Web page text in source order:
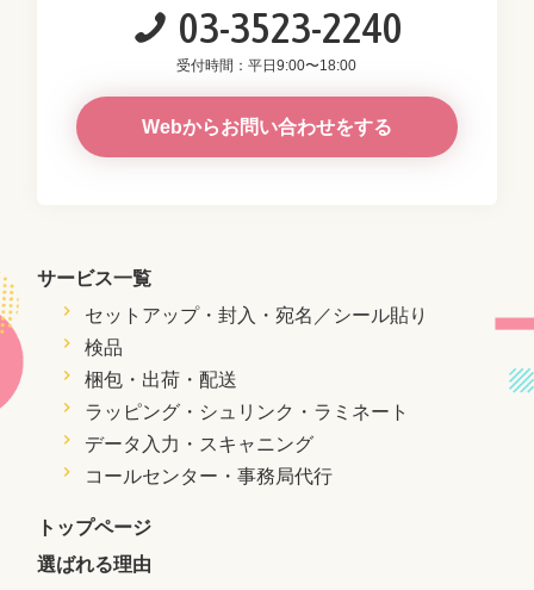
03-3523-2240
受付時間：平日9:00〜18:00
Webからお問い合わせをする
サービス一覧
セットアップ・封入・宛名／シール貼り
検品
梱包・出荷・配送
ラッピング・シュリンク・ラミネート
データ入力・スキャニング
コールセンター・事務局代行
トップページ
選ばれる理由